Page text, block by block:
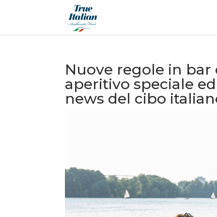
Nuove regole in
aperitivo speciale
news del cibo